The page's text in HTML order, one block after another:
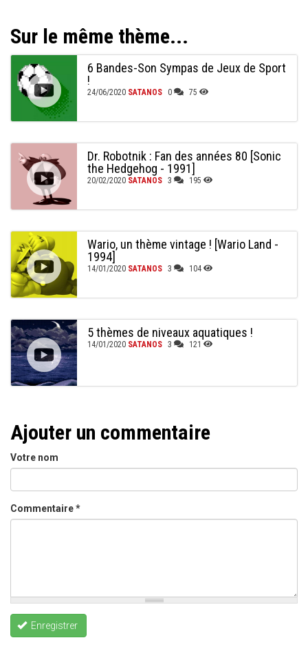
Sur le même thème...
6 Bandes-Son Sympas de Jeux de Sport
!
24/06/2020 SATANOS 0 75
Dr. Robotnik : Fan des années 80 [Sonic
the Hedgehog - 1991]
20/02/2020 SATANOS 3 195
Wario, un thème vintage ! [Wario Land -
1994]
14/01/2020 SATANOS 3 104
5 thèmes de niveaux aquatiques !
14/01/2020 SATANOS 3 121
Ajouter un commentaire
Votre nom
Commentaire*
Enregistrer